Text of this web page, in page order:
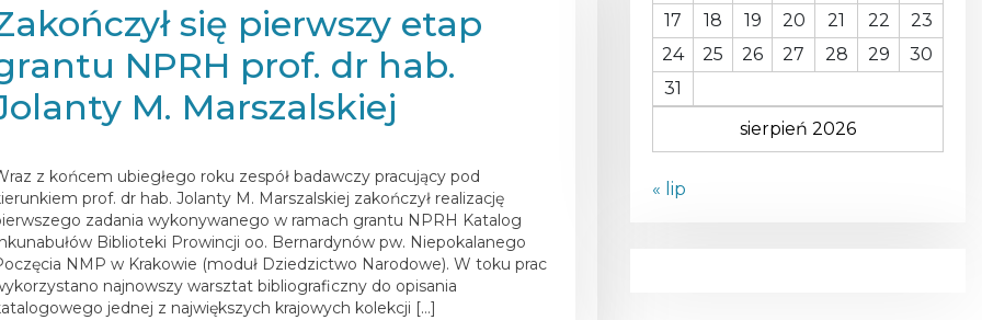
się pierwszy etap
NPRH prof. dr hab.
M. Marszalskiej
z końcem ubiegłego roku zespół badawczy pracujący pod
prof. dr hab. Jolanty M. Marszalskiej zakończył realizację
zadania wykonywanego w ramach grantu NPRH Katalog
Biblioteki Prowincji oo. Bernardynów pw. Niepokalanego
NMP w Krakowie (moduł Dziedzictwo Narodowe). W toku prac
najnowszy warsztat bibliograficzny do opisania
jednej z największych krajowych kolekcji […]
sierpień 2026
17
18 19 20 21 22
23
24
25 26 27 28 29
30
31
« lip